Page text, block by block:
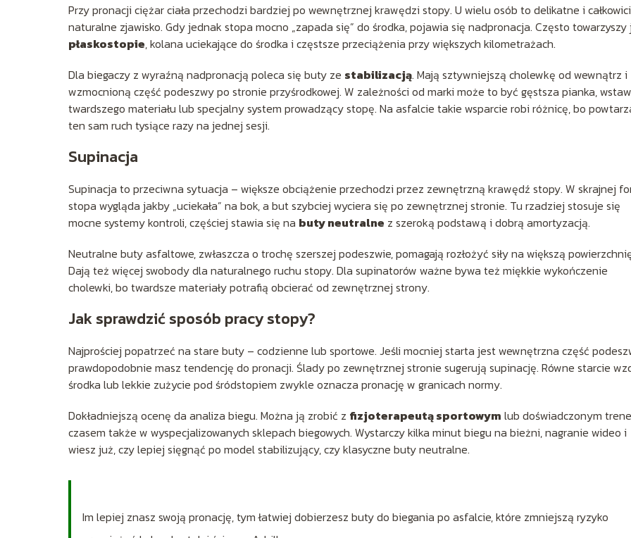
Przy pronacji ciężar ciała przechodzi bardziej po wewnętrznej krawędzi stopy. U wielu osób to delikatne i
naturalne zjawisko. Gdy jednak stopa mocno „zapada się” do środka, pojawia się nadpronacja. Często towarzyszy
płaskostopie, kolana uciekające do środka i częstsze przeciążenia przy większych kilometrażach.
Dla biegaczy z wyraźną nadpronacją poleca się buty ze stabilizacją. Mają sztywniejszą cholewkę od wewnątrz i
wzmocnioną część podeszwy po stronie przyśrodkowej. W zależności od marki może to być gęstsza pianka,
twardszego materiału lub specjalny system prowadzący stopę. Na asfalcie takie wsparcie robi różnicę, bo
ten sam ruch tysiące razy na jednej sesji.
Supinacja
Supinacja to przeciwna sytuacja – większe obciążenie przechodzi przez zewnętrzną krawędź stopy. W skrajnej
stopa wygląda jakby „uciekała” na bok, a but szybciej wyciera się po zewnętrznej stronie. Tu rzadziej stosuje się
mocne systemy kontroli, częściej stawia się na buty neutralne z szeroką podstawą i dobrą amortyzacją.
Neutralne buty asfaltowe, zwłaszcza o trochę szerszej podeszwie, pomagają rozłożyć siły na większą
Dają też więcej swobody dla naturalnego ruchu stopy. Dla supinatorów ważne bywa też miękkie wykończenie
cholewki, bo twardsze materiały potrafią obcierać od zewnętrznej strony.
Jak sprawdzić sposób pracy stopy?
Najprościej popatrzeć na stare buty – codzienne lub sportowe. Jeśli mocniej starta jest wewnętrzna część
prawdopodobnie masz tendencję do pronacji. Ślady po zewnętrznej stronie sugerują supinację. Równe starcie
środka lub lekkie zużycie pod śródstopiem zwykle oznacza pronację w granicach normy.
Dokładniejszą ocenę da analiza biegu. Można ją zrobić z fizjoterapeutą sportowym lub doświadczonym
czasem także w wyspecjalizowanych sklepach biegowych. Wystarczy kilka minut biegu na bieżni, nagranie wideo i
wiesz już, czy lepiej sięgnąć po model stabilizujący, czy klasyczne buty neutralne.
Im lepiej znasz swoją pronację, tym łatwiej dobierzesz buty do biegania po asfalcie, które zmniejszą ryzyko